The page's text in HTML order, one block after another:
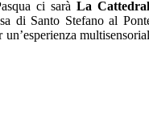
ci sarà La
di Santo Stefano al
un’esperienza